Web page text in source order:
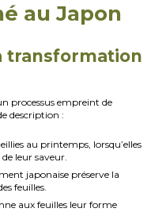
au Japon
transformation
processus empreint de
description :
au printemps, lorsqu’elles
leur saveur.
japonaise préserve la
feuilles.
aux feuilles leur forme